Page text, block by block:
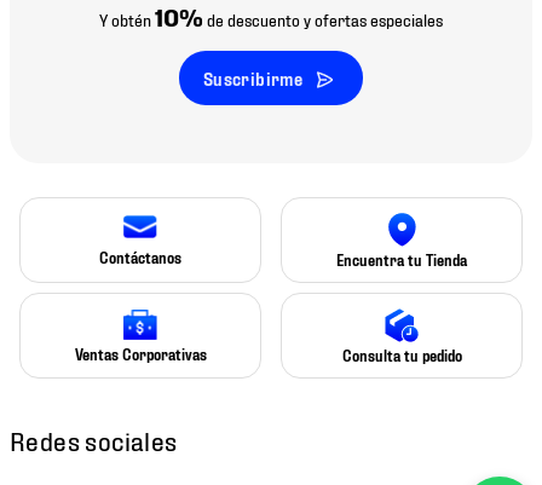
Y obtén10% de descuento y ofertas especiales
Suscribirme
Contáctanos Encuentra tu Tienda
Ventas Corporativas Consulta tu pedido
Redes sociales